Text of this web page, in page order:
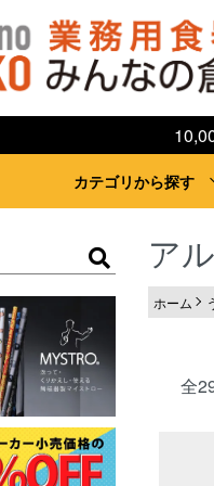
カテゴリから探す
ア
ホーム
全